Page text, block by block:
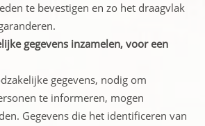
te bevestigen en zo het draagvlak
gegevens inzamelen, voor een
gegevens, nodig om
te informeren, mogen
Gegevens die het identificeren van